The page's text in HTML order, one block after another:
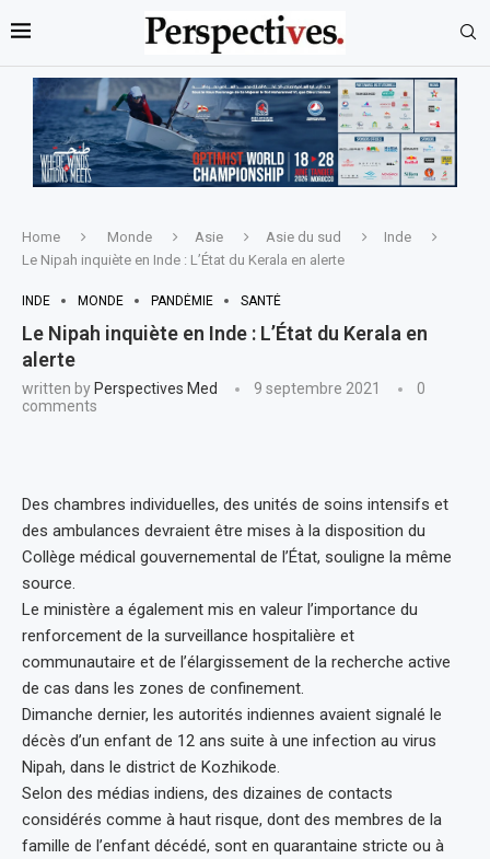
Home Monde Asie Asie du sud
Inde
Le Nipah inquiète en Inde : L’État du Kerala en alerte
INDE MONDE PANDÉMIE SANTÉ
Le Nipah inquiète en Inde : L’État du Kerala en
alerte
written by Perspectives Med 9 septembre 2021
0
comments
Des chambres individuelles, des unités de soins intensifs et
des ambulances devraient être mises à la disposition du
Collège médical gouvernemental de l’État, souligne la même
source.
Le ministère a également mis en valeur l’importance du
renforcement de la surveillance hospitalière et
communautaire et de l’élargissement de la recherche active
de cas dans les zones de confinement.
Dimanche dernier, les autorités indiennes avaient signalé le
décès d’un enfant de 12 ans suite à une infection au virus
Nipah, dans le district de Kozhikode.
Selon des médias indiens, des dizaines de contacts
considérés comme à haut risque, dont des membres de la
famille de l’enfant décédé, sont en quarantaine stricte ou à